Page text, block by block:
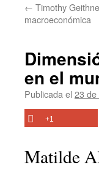
← Timothy
macroeconómica
en el
Publicada el 23 de
+1
Matilde